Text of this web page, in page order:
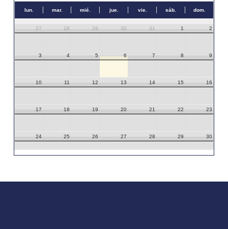
lun. mar. mié. jue. vie. sáb. dom.
27 28 29 30 31 1 2
3 4 5 6 7 8 9
10 11 12 13 14 15 16
17 18 19 20 21 22 23
24 25 26 27 28 29 30